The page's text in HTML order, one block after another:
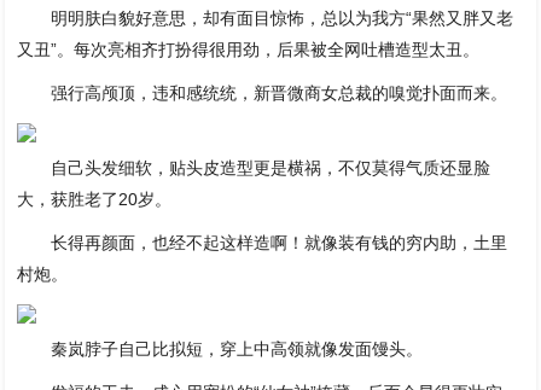
明明肤白貌好意思，却有面目惊怖，总以为我方“果然又胖又老
又丑”。每次亮相齐打扮得很用劲，后果被全网吐槽造型太丑。
强行高颅顶，违和感统统，新晋微商女总裁的嗅觉扑面而来。
自己头发细软，贴头皮造型更是横祸，不仅莫得气质还显脸
大，获胜老了20岁。
长得再颜面，也经不起这样造啊！就像装有钱的穷内助，土里
村炮。
秦岚脖子自己比拟短，穿上中高领就像发面馒头。